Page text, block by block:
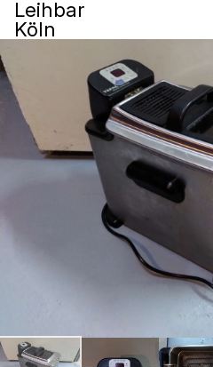
Leihbar
Köln